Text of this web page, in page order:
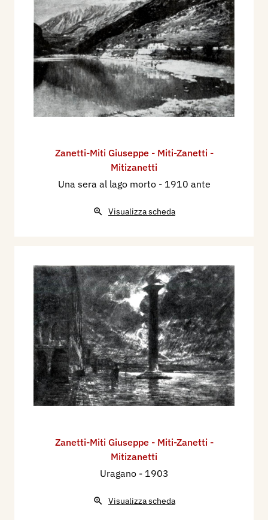
Zanetti-Miti Giuseppe - Miti-Zanetti -
Mitizanetti
Una sera al lago morto - 1910 ante
Visualizza scheda
Zanetti-Miti Giuseppe - Miti-Zanetti -
Mitizanetti
Uragano - 1903
Visualizza scheda